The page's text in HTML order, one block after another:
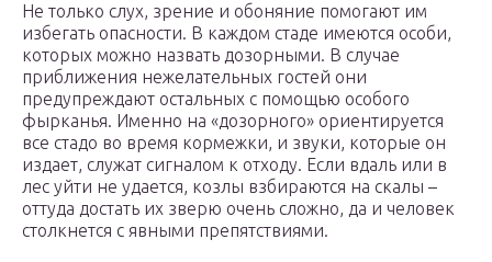
Не только слух, зрение и обоняние помогают им
избегать опасности. В каждом стаде имеются особи,
которых можно назвать дозорными. В случае
приближения нежелательных гостей они
предупреждают остальных с помощью особого
фырканья. Именно на «дозорного» ориентируется
все стадо во время кормежки, и звуки, которые он
издает, служат сигналом к отходу. Если вдаль или в
лес уйти не удается, козлы взбираются на скалы –
оттуда достать их зверю очень сложно, да и человек
столкнется с явными препятствиями.